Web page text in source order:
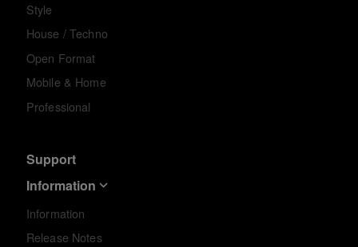
Style
House / Techno
Open Format
Mobile & Home
Professional
Support
Information
Information
Release Notes